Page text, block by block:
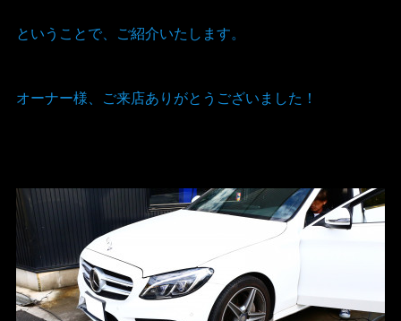
ということで、ご紹介いたします。
オーナー様、ご来店ありがとうございました！